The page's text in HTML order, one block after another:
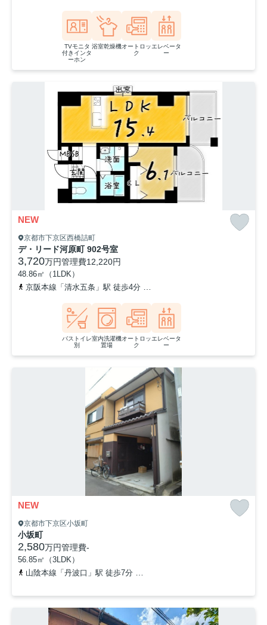
TVモニタ
付きインタ
ーホン
浴室乾燥機オートロッ
ク
エレベータ
ー
NEW
京都市下京区西橋詰町
デ・リード河原町 902号室
3,720万円管理費12,220円
48.86㎡（1LDK）
京阪本線「清水五条」駅 徒歩4分
バストイレ
別
室内洗濯機
置場
オートロッ
ク
エレベータ
ー
NEW
京都市下京区小坂町
小坂町
2,580万円管理費-
56.85㎡（3LDK）
山陰本線「丹波口」駅 徒歩7分